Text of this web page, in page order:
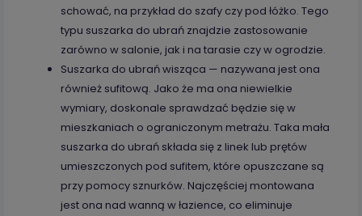
schować, na przykład do szafy czy pod łóżko. Tego
typu suszarka do ubrań znajdzie zastosowanie
zarówno w salonie, jak i na tarasie czy w ogrodzie.
Suszarka do ubrań wisząca — nazywana jest ona
również sufitową. Jako że ma ona niewielkie
wymiary, doskonale sprawdzać będzie się w
mieszkaniach o ograniczonym metrażu. Taka mała
suszarka do ubrań składa się z linek lub prętów
umieszczonych pod sufitem, które opuszczane są
przy pomocy sznurków. Najczęściej montowana
jest ona nad wanną w łazience, co eliminuje